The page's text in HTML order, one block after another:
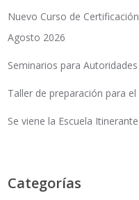
Nuevo Curso de
Agosto 2026
Seminarios para
Taller de preparación para
Se viene la Escuela
Categorías